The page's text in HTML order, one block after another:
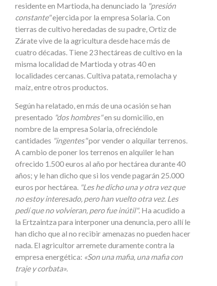
residente en Martioda, ha denunciado la "presión
constante"ejercida por la empresa Solaria. Con
tierras de cultivo heredadas de su padre, Ortiz de
Zárate vive de la agricultura desde hace más de
cuatro décadas. Tiene 23 hectáreas de cultivo en la
misma localidad de Martioda y otras 40 en
localidades cercanas. Cultiva patata, remolacha y
maíz, entre otros productos.
Según ha relatado, en más de una ocasión se han
presentado "dos hombres"en su domicilio, en
nombre de la empresa Solaria, ofreciéndole
cantidades "ingentes"por vender o alquilar terrenos.
A cambio de poner los terrenos en alquiler le han
ofrecido 1.500 euros al año por hectárea durante 40
años; y le han dicho que si los vende pagarán 25.000
euros por hectárea. "Les he dicho una y otra vez que
no estoy interesado, pero han vuelto otra vez. Les
pedí que no volvieran, pero fue inútil". Ha acudido a
la Ertzaintza para interponer una denuncia, pero allí le
han dicho que al no recibir amenazas no pueden hacer
nada. El agricultor arremete duramente contra la
empresa energética: «Son una mafia, una mafia con
traje y corbata».